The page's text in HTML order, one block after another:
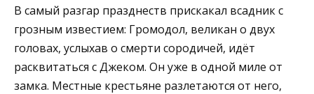
В самый разгар празднеств прискакал всадник с
грозным известием: Громодол, великан о двух
головах, услыхав о смерти сородичей, идёт
расквитаться с Джеком. Он уже в одной миле от
замка. Местные крестьяне разлетаются от него,